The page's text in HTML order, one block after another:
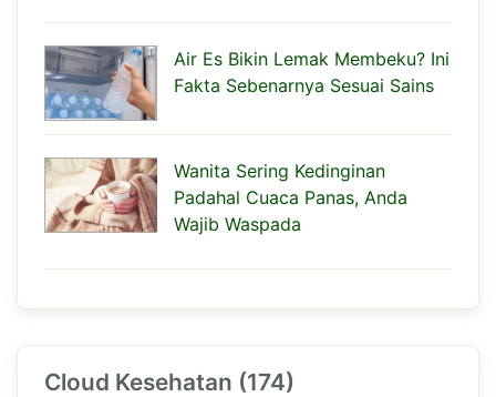
Air Es Bikin Lemak Membeku? Ini
Fakta Sebenarnya Sesuai Sains
Wanita Sering Kedinginan
Padahal Cuaca Panas, Anda
Wajib Waspada
Cloud Kesehatan (174)